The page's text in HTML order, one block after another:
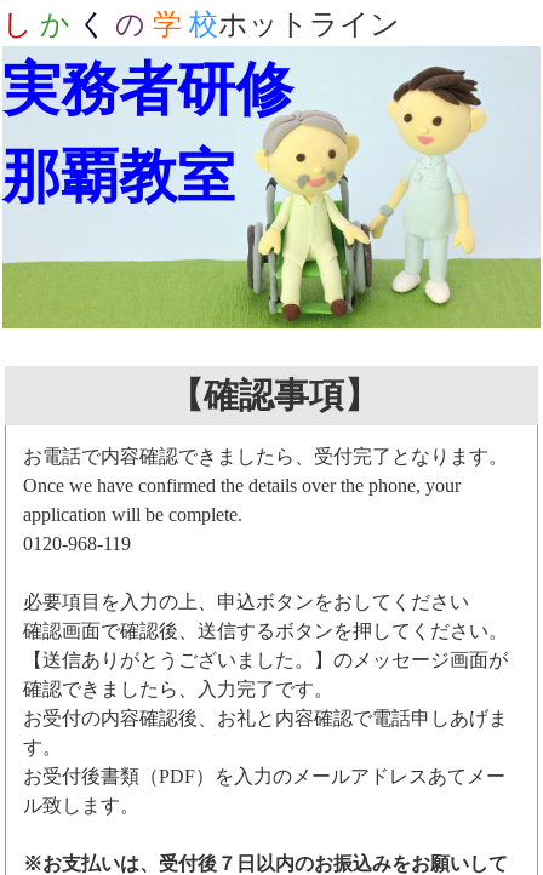
し か く の 学 校ホットライン
実務者研修
那覇教室
【確認事項】
お電話で内容確認できましたら、受付完了となります。
Once we have confirmed the details over the phone, your
application will be complete.
0120-968-119
必要項目を入力の上、申込ボタンをおしてください
確認画面で確認後、送信するボタンを押してください。
【送信ありがとうございました。】のメッセージ画面が
確認できましたら、入力完了です。
お受付の内容確認後、お礼と内容確認で電話申しあげま
す。
お受付後書類（PDF）を入力のメールアドレスあてメー
ル致します。
※お支払いは、受付後７日以内のお振込みをお願いして